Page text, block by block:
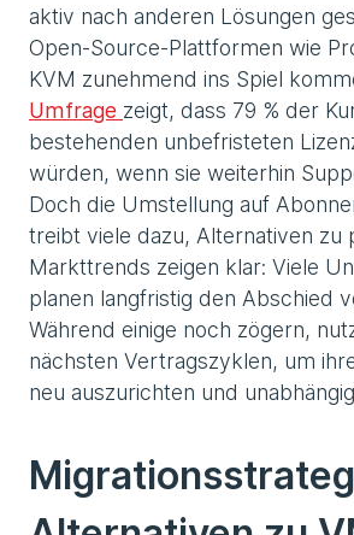
aktiv nach anderen Lösungen
Open-Source-Plattformen wie
KVM zunehmend ins Spiel
Umfrage zeigt, dass 79 % der
bestehenden unbefristeten
würden, wenn sie weiterhin
Doch die Umstellung auf
treibt viele dazu, Alternativen zu
Markttrends zeigen klar: Viele
planen langfristig den Abschied
Während einige noch zögern,
nächsten Vertragszyklen, um
neu auszurichten und